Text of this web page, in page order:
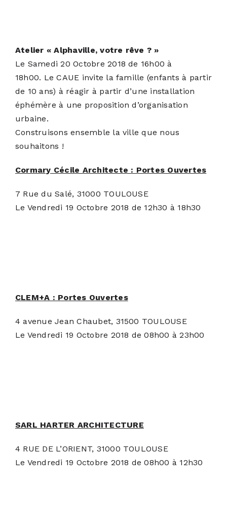
Atelier « Alphaville, votre rêve ? »
Le Samedi 20 Octobre 2018 de 16h00 à
18h00. Le CAUE invite la famille (enfants à partir
de 10 ans) à réagir à partir d’une installation
éphémère à une proposition d’organisation
urbaine.
Construisons ensemble la ville que nous
souhaitons !
Cormary Cécile Architecte : Portes Ouvertes
7 Rue du Salé, 31000 TOULOUSE
Le Vendredi 19 Octobre 2018 de 12h30 à 18h30
CLEM+A : Portes Ouvertes
4 avenue Jean Chaubet, 31500 TOULOUSE
Le Vendredi 19 Octobre 2018 de 08h00 à 23h00
SARL HARTER ARCHITECTURE
4 RUE DE L’ORIENT, 31000 TOULOUSE
Le Vendredi 19 Octobre 2018 de 08h00 à 12h30